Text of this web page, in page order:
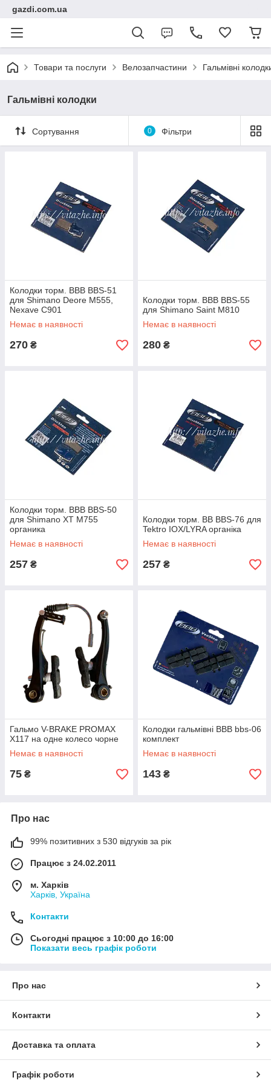
gazdi.com.ua
Товари та послуги Велозапчастини Гальмівні
Гальмівні колодки
Сортування 0 Фільтри
Колодки торм. BBB BBS-51
для Shimano Deore M555,
Nexave C901
Немає в наявності
270 ₴
Колодки торм. BBB BBS-55
для Shimano Saint M810
Немає в наявності
280 ₴
Колодки торм. ВВВ BBS-50
для Shimano XT M755
органика
Немає в наявності
257 ₴
Колодки торм. ВВ BBS-76 для
Tektro IOX/LYRA органіка
Немає в наявності
257 ₴
Гальмо V-BRAKE PROMAX
X117 на одне колесо чорне
Немає в наявності
75 ₴
Колодки гальмівні BBB bbs-06
комплект
Немає в наявності
143 ₴
Про нас
99% позитивних з 530 відгуків за рік
Працює з 24.02.2011
м. Харків
Харків, Україна
Контакти
Сьогодні працює з 10:00 до 16:00
Показати весь графік роботи
Про нас
Контакти
Доставка та оплата
Графік роботи